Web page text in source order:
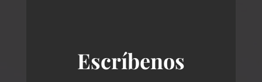
Escríbenos